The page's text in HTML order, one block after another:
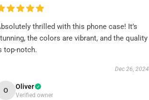
thrilled with this phone case! It’s
the colors are vibrant, and the quality
top-notch.
Dec 26, 2024
O Oliver
Verified owner